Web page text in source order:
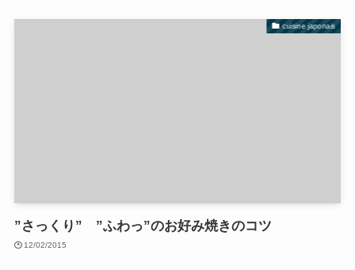
cuisine japonais
”さっくり” ”ふわっ”のお好み焼きのコツ
12/02/2015